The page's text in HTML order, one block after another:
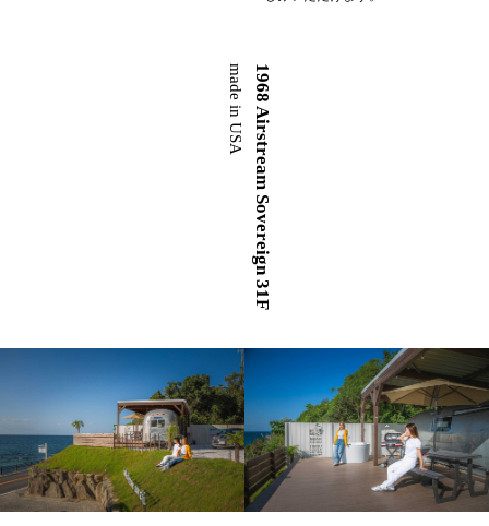
1968 Airstream Sovereign 31F
made in USA